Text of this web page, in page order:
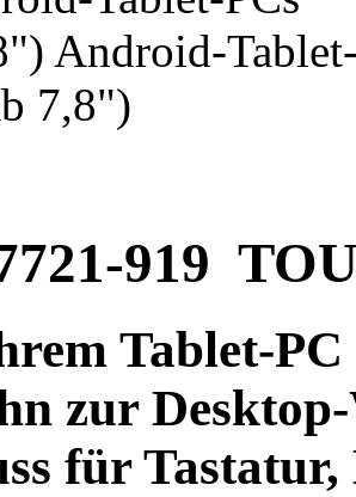
919
Tablet-
zur
für Tastatur,